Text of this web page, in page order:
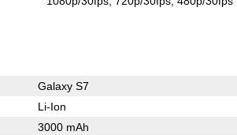
Galaxy S7
Li-Ion
3000 mAh